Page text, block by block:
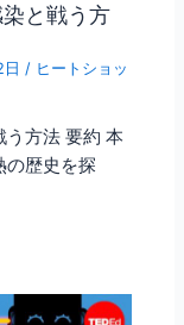
と戦う方
日/ ヒートショッ
う方法 要約 本
の歴史を探